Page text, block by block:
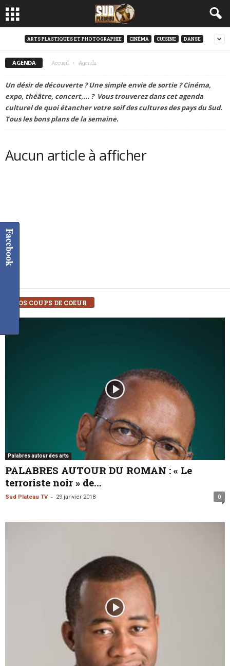
ARTS PLASTIQUES ET PHOTOGRAPHIE CINÉMA CUISINE DANSE
AGENDA Accueil Agenda
Un désir de découverte ? Une simple envie de sortie ? Cinéma,
expo, théâtre, concert,... ? Vous trouverez dans cet agenda
culturel de quoi étancher votre soif des cultures des pays du Sud.
Tous les bons plans de la semaine.
Aucun article à afficher
NOS COUPS DE COEUR
Palabres autour des arts
PALABRES AUTOUR DU ROMAN : « Le
terroriste noir » de...
Sud Plateau TV - 29 janvier 2018 0
Facebook